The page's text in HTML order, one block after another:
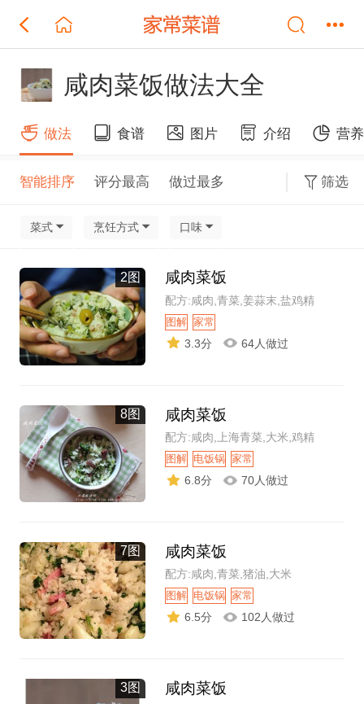
咸肉菜饭做法大全
做法 食谱 图片 介绍 营
智能排序 评分最高 做过最多 筛选
菜式 烹饪方式 口味
2图 咸肉菜饭
配方:咸肉,青菜,姜蒜末,盐鸡精
图解 家常
3.3分 64人做过
8图 咸肉菜饭
配方:咸肉,上海青菜,大米,鸡精
图解 电饭锅 家常
6.8分 70人做过
7图 咸肉菜饭
配方:咸肉,青菜,猪油,大米
图解 电饭锅 家常
6.5分 102人做过
3图 咸肉菜饭